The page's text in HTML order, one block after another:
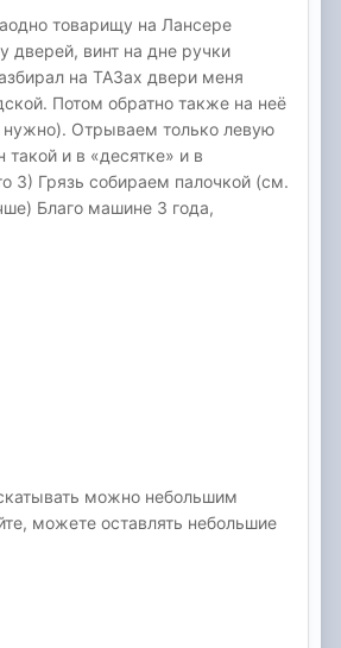
товарищу на Лансере
винт на дне ручки
на ТАЗах двери меня
Потом обратно также на неё
нужно). Отрываем только левую
и в «десятке» и в
3) Грязь собираем палочкой (см.
Благо машине 3 года,
можно небольшим
можете оставлять небольшие